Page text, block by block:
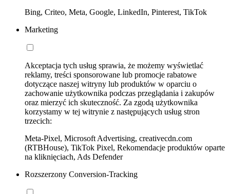
Bing, Criteo, Meta, Google, LinkedIn, Pinterest, TikTok
Marketing
Akceptacja tych usług sprawia, że możemy wyświetlać
reklamy, treści sponsorowane lub promocje rabatowe
dotyczące naszej witryny lub produktów w oparciu o
zachowanie użytkownika podczas przeglądania i zakupów
oraz mierzyć ich skuteczność. Za zgodą użytkownika
korzystamy w tej witrynie z następujących usług stron
trzecich:
Meta-Pixel, Microsoft Advertising, creativecdn.com
(RTBHouse), TikTok Pixel, Rekomendacje produktów oparte
na kliknięciach, Ads Defender
Rozszerzony Conversion-Tracking